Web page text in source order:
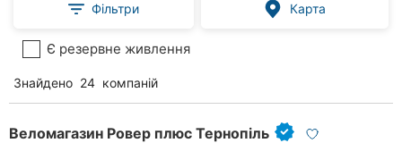
Автошколи
Приватні
Стоматології
Фільтри Карта
Є резервне живлення
Знайдено 24 компаній
Веломагазин Ровер плюс Тернопіль